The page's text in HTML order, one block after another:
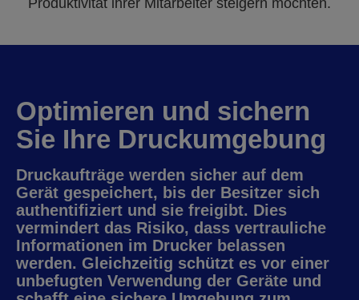
Produktivität ihrer Mitarbeiter steigern möchten.
Optimieren und sichern
Sie Ihre Druckumgebung
Druckaufträge werden sicher auf dem
Gerät gespeichert, bis der Besitzer sich
authentifiziert und sie freigibt. Dies
vermindert das Risiko, dass vertrauliche
Informationen im Drucker belassen
werden. Gleichzeitig schützt es vor einer
unbefugten Verwendung der Geräte und